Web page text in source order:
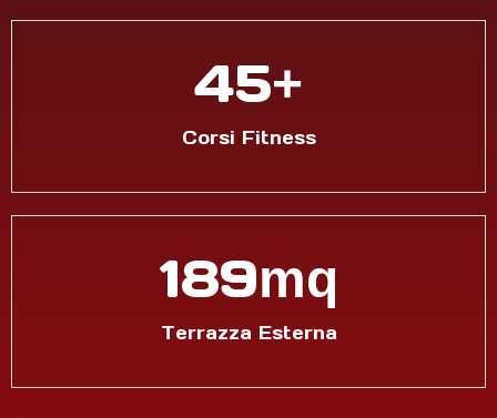
56+
Corsi Fitness
240mq
Terrazza Esterna